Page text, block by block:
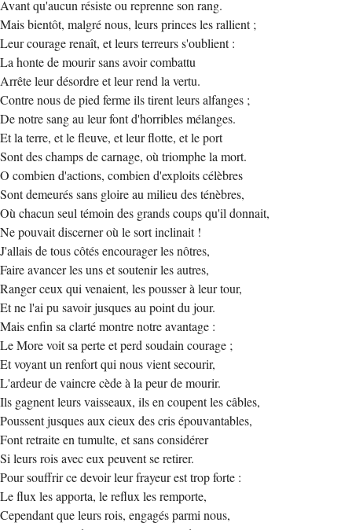
Avant qu'aucun résiste ou reprenne son rang.
Mais bientôt, malgré nous, leurs princes les rallient ;
Leur courage renaît, et leurs terreurs s'oublient :
La honte de mourir sans avoir combattu
Arrête leur désordre et leur rend la vertu.
Contre nous de pied ferme ils tirent leurs alfanges ;
De notre sang au leur font d'horribles mélanges.
Et la terre, et le fleuve, et leur flotte, et le port
Sont des champs de carnage, où triomphe la mort.
O combien d'actions, combien d'exploits célèbres
Sont demeurés sans gloire au milieu des ténèbres,
Où chacun seul témoin des grands coups qu'il donnait,
Ne pouvait discerner où le sort inclinait !
J'allais de tous côtés encourager les nôtres,
Faire avancer les uns et soutenir les autres,
Ranger ceux qui venaient, les pousser à leur tour,
Et ne l'ai pu savoir jusques au point du jour.
Mais enfin sa clarté montre notre avantage :
Le More voit sa perte et perd soudain courage ;
Et voyant un renfort qui nous vient secourir,
L'ardeur de vaincre cède à la peur de mourir.
Ils gagnent leurs vaisseaux, ils en coupent les câbles,
Poussent jusques aux cieux des cris épouvantables,
Font retraite en tumulte, et sans considérer
Si leurs rois avec eux peuvent se retirer.
Pour souffrir ce devoir leur frayeur est trop forte :
Le flux les apporta, le reflux les remporte,
Cependant que leurs rois, engagés parmi nous,